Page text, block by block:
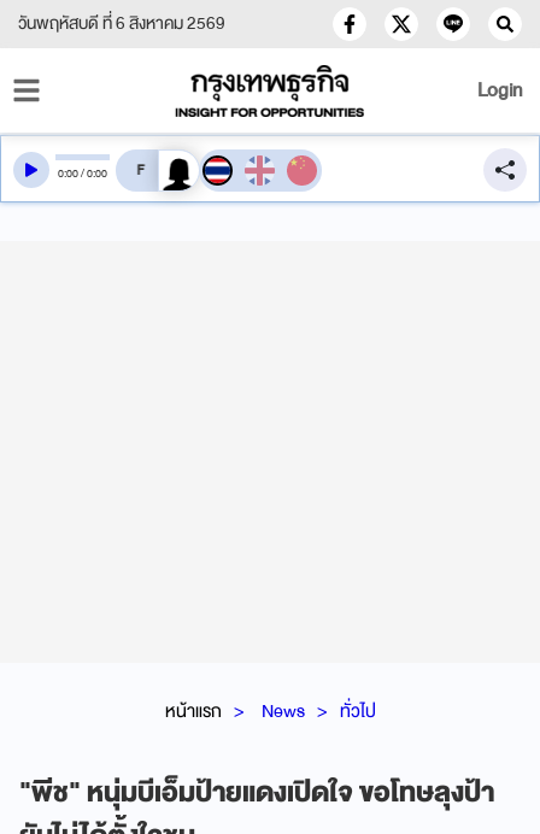
วันพฤหัสบดี ที่ 6 สิงหาคม 2569
Login
หน้าแรก News ทั่วไป
"พีช" หนุ่มบีเอ็มป้ายแดงเปิดใจ ขอโทษลุงป้า
0:00/0:00 สลับเสียงอ่าน